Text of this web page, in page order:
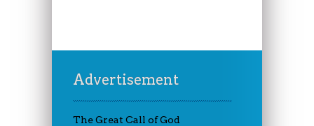
Advertisement
The Great Call of God